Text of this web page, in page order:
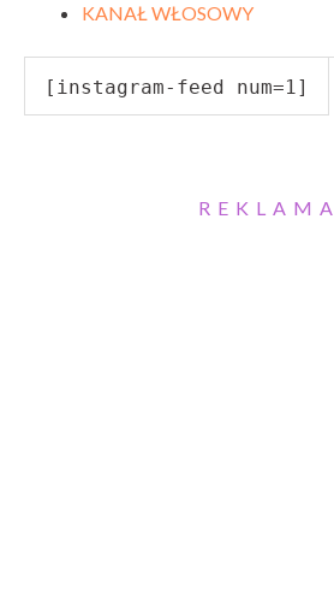
KANAŁ WŁOSOWY
[instagram-feed num=1]
REKLAMA